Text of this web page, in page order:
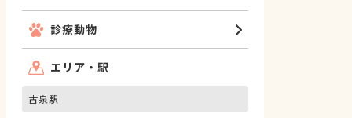
診療動物
エリア・駅
古泉駅